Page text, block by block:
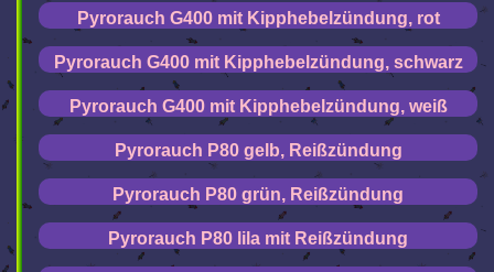
Pyrorauch G400 mit Kipphebelzündung, rot
Pyrorauch G400 mit Kipphebelzündung, schwarz
Pyrorauch G400 mit Kipphebelzündung, weiß
Pyrorauch P80 gelb, Reißzündung
Pyrorauch P80 grün, Reißzündung
Pyrorauch P80 lila mit Reißzündung